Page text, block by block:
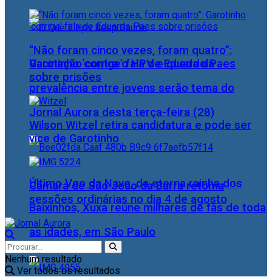
Vacinação contra o HPV e queda da
prevalência entre jovens serão tema do
Jornal Aurora desta terça-feira (28)
Último Voo da Nave, da eterna rainha dos
Baixinhos, Xuxa reúne milhares de fãs de toda
as idades, em São Paulo
“Não foram cinco vezes, foram quatro”:
Garotinho ‘corrige’ fala de Eduardo Paes
sobre prisões
Wilson Witzel retira candidatura e pode ser
vice de Garotinho
Câmara de São João da Barra retoma
sessões ordinárias no dia 4 de agosto
Nenhum resultado
Ver todos os resultados